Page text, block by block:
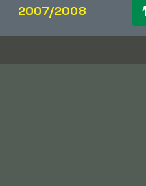
2007/2008